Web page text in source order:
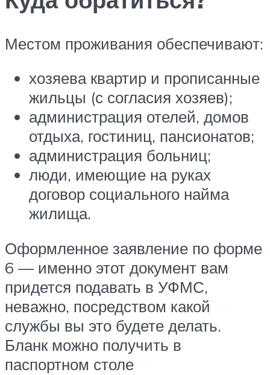
Местом проживания обеспечивают:
хозяева квартир и прописанные
жильцы (с согласия хозяев);
администрация отелей, домов
отдыха, гостиниц, пансионатов;
администрация больниц;
люди, имеющие на руках
договор социального найма
жилища.
Оформленное заявление по форме
6 — именно этот документ вам
придется подавать в УФМС,
неважно, посредством какой
службы вы это будете делать.
Бланк можно получить в
паспортном столе